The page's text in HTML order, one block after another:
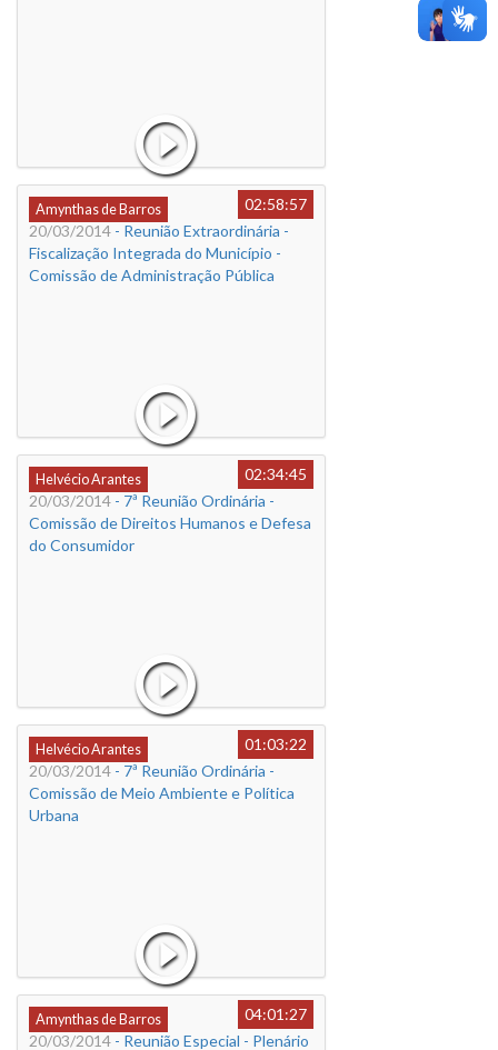
Amynthas de Barros
02:58:57
20/03/2014 - Reunião Extraordinária -
Fiscalização Integrada do Município -
Comissão de Administração Pública
Helvécio Arantes
02:34:45
20/03/2014 - 7ª Reunião Ordinária -
Comissão de Direitos Humanos e Defesa
do Consumidor
Helvécio Arantes
01:03:22
20/03/2014 - 7ª Reunião Ordinária -
Comissão de Meio Ambiente e Política
Urbana
Amynthas de Barros
04:01:27
20/03/2014 - Reunião Especial - Plenário